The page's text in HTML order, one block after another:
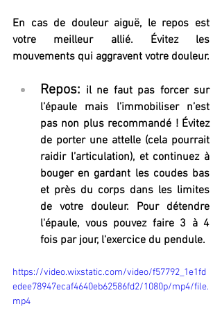
En cas de douleur aiguë, le repos est
votre meilleur allié. Évitez les
mouvements qui aggravent votre douleur.
Repos: il ne faut pas forcer sur
l’épaule mais l’immobiliser n’est
pas non plus recommandé ! Évitez
de porter une attelle (cela pourrait
raidir l’articulation), et continuez à
bouger en gardant les coudes bas
et près du corps dans les limites
de votre douleur. Pour détendre
l'épaule, vous pouvez faire 3 à 4
fois par jour, l'exercice du pendule.
https://video.wixstatic.com/video/f57792_1e1fd
edee78947ecaf4640eb62586fd2/1080p/mp4/file.
mp4